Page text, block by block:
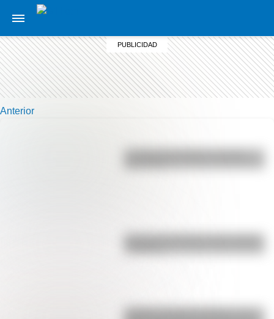
Anterior
Bandera de Ecuador para colorear
Castillo de Rafael Obligado, una